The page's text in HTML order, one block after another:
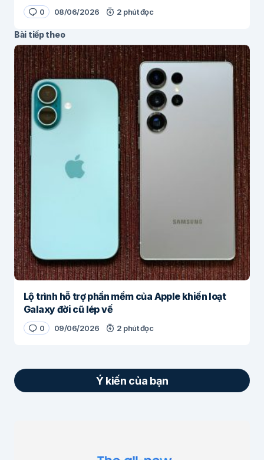
0 08/06/2026 2 phút đọc
Bài tiếp theo
Lộ trình hỗ trợ phần mềm của Apple khiến loạt
Galaxy đời cũ lép vế
0 09/06/2026 2 phút đọc
Ý kiến của bạn
Các trường bắt buộc được đánh dấu